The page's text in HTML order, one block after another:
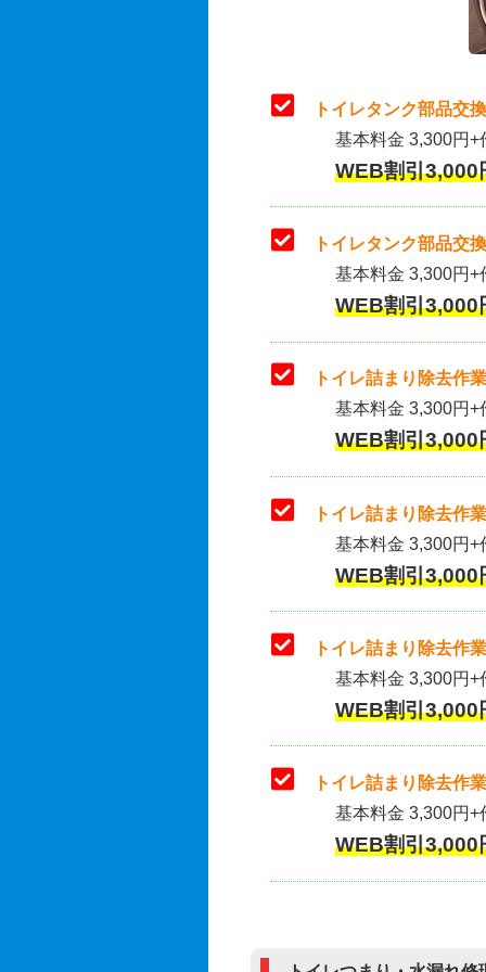
トイレタンク部品交
基本料金 3,300円
WEB割引
トイレタンク部品交
基本料金 3,300円+
WEB割引
トイレ詰まり除去作
基本料金 3,300円+
WEB割引
トイレ詰まり除去作
基本料金 3,300円+
WEB割引
トイレ詰まり除去
基本料金 3,300円+
WEB割引
トイレ詰まり除去作
基本料金 3,300円+
WEB割引